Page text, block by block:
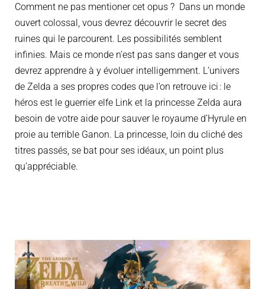
Comment ne pas mentioner cet opus ? Dans un monde
ouvert colossal , vous devrez découvrir le secret des
ruines qui le parcourent. Les possibilités semblent
infinies. Mais ce monde n’est pas sans danger et vous
devrez apprendre à y évoluer intelligemment. L’univers
de Zelda a ses propres codes que l’on retrouve ici : le
héros est le guerrier elfe Link et la princesse Zelda aura
besoin de votre aide pour sauver le royaume d’Hyrule en
proie au terrible Ganon. La princesse, loin du cliché des
titres passés, se bat pour ses idéaux, un point plus
qu’appréciable.